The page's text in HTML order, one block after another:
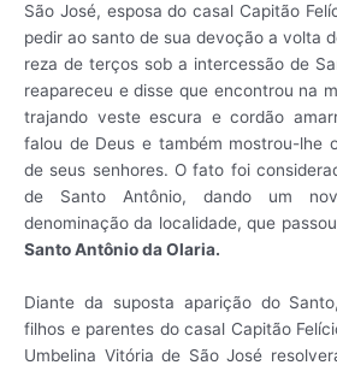
São José, esposa do casal Capitão
pedir ao santo de sua devoção a volta
reza de terços sob a intercessão de
reapareceu e disse que encontrou na
trajando veste escura e cordão
falou de Deus e também mostrou-lhe
de seus senhores. O fato foi
de Santo Antônio, dando um
denominação da localidade, que
Santo Antônio da Olaria.
Diante da suposta aparição do
filhos e parentes do casal Capitão
Umbelina Vitória de São José